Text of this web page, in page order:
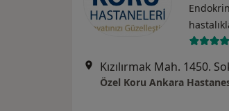
Özel Koru Ankara